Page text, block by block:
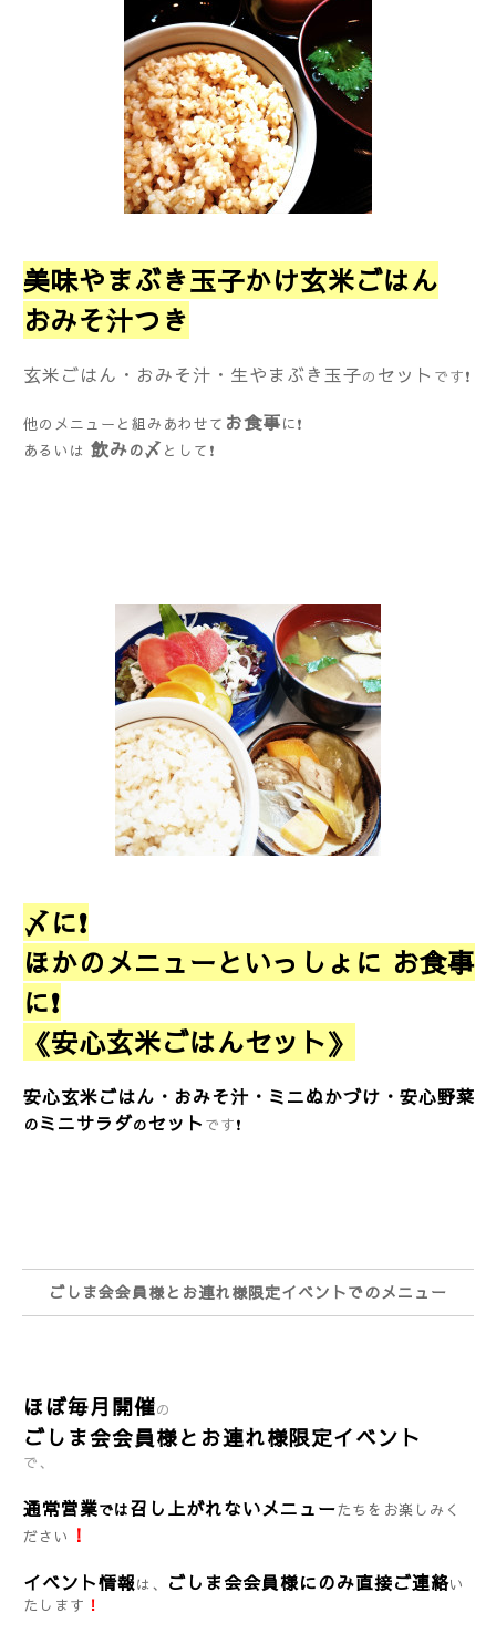
美味やまぶき玉子かけ玄米ごはん
おみそ汁つき
玄米ごはん・おみそ汁・生やまぶき玉子の セット です❗
他のメニューと組みあわせて お食事に❗
あるいは 飲みの〆 として❗
〆に❗
ほかのメニューといっしょに お食事
に❗
《安心玄米ごはんセット》
安心玄米ごはん・おみそ汁・ミニぬかづけ・安心野菜
のミニサラダのセット です❗
ごしま会会員様とお連れ様限定イベントでのメニュー
ほぼ毎月開催の
ごしま会会員様とお連れ様限定イベント
で、
通常営業では召し上がれないメニューたちをお楽しみく
ださい ！
イベント情報は、 ごしま会会員様にのみ直接ご連絡い
たします ！